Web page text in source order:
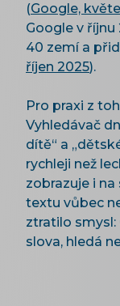
(Google,
Google v říjnu
40 zemí a
říjen 2025).
Pro praxi z
Vyhledávač
dítě“ a
rychleji než
zobrazuje i
textu vůbec
ztratilo smysl:
slova, hledá